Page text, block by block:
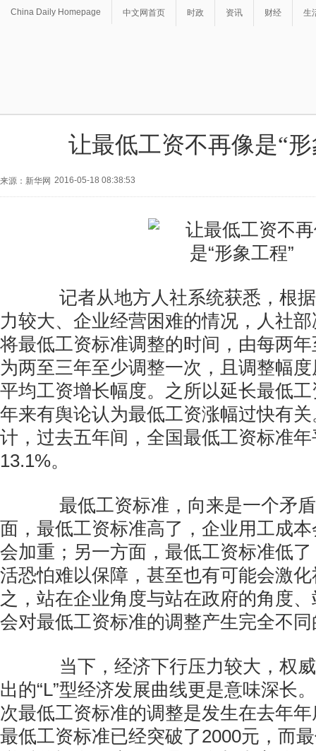
China Daily Homepage 中文网首页 时政 资讯 财经 生
让最低工资不再像是“
来源：新华网 2016-05-18 08:38:53
记者从地方人社系统获悉，根据
力较大、企业经营困难的情况，人社
将最低工资标准调整的时间，由每两
为两至三年至少调整一次，且调整幅
平均工资增长幅度。之所以延长最低
年来有舆论认为最低工资涨幅过快有
计，过去五年间，全国最低工资标准
13.1%。
最低工资标准，向来是一个矛盾
面，最低工资标准高了，企业用工成
会加重；另一方面，最低工资标准低
活恐怕难以保障，甚至也有可能会激
之，站在企业角度与站在政府的角度
会对最低工资标准的调整产生完全不
当下，经济下行压力较大，权威
出的“L”型经济发展曲线更是意味深长
次最低工资标准的调整是发生在去年
最低工资标准已经突破了2000元，而